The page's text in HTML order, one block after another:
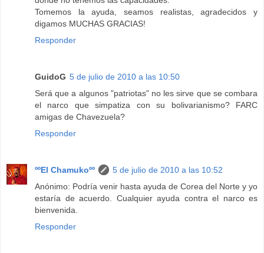
Tomemos la ayuda, seamos realistas, agradecidos y
digamos MUCHAS GRACIAS!
Responder
GuidoG 5 de julio de 2010 a las 10:50
Será que a algunos "patriotas" no les sirve que se combara
el narco que simpatiza con su bolivarianismo? FARC
amigas de Chavezuela?
Responder
ººEl Chamukoºº
5 de julio de 2010 a las 10:52
Anónimo: Podría venir hasta ayuda de Corea del Norte y yo
estaría de acuerdo. Cualquier ayuda contra el narco es
bienvenida.
Responder